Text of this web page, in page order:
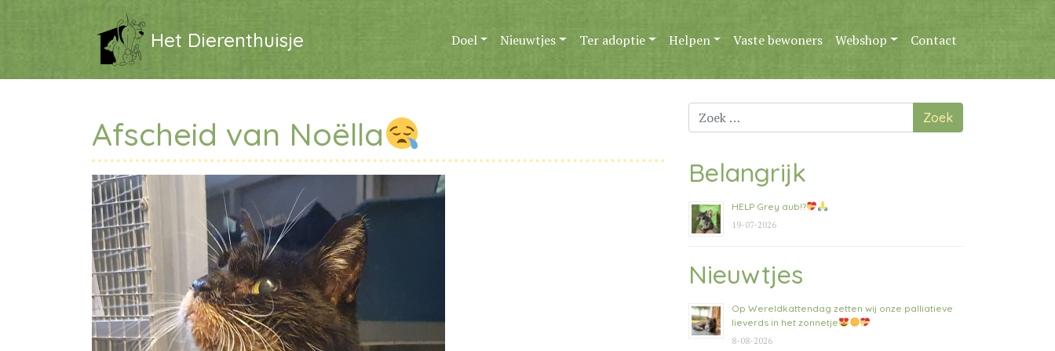
Het Dierenthuisje Doel Nieuwtjes Ter adoptie Helpen Vaste bewoners Webshop Contact
Afscheid van Noëlla
Zoek
naar:
Belangrijk
HELP Grey aub!?
19-07-2026
Nieuwtjes
Op Wereldkattendag zetten wij onze palliatieve
lieverds in het zonnetje
8-08-2026